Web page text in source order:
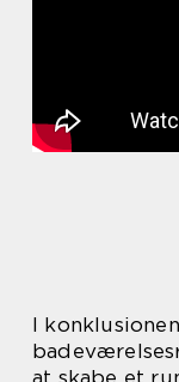
I
at skabe et